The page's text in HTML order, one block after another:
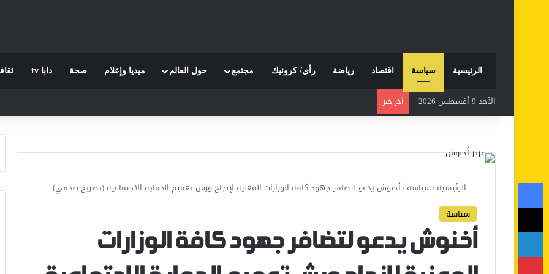
الرئيسية سياسة اقتصاد رياضة رأي/ كرونيك مجتمع حول العالم ميديا وإعلام صحة دابا tv
الأحد 9 أغسطس 2026 أخر خبر
الرئيسية/سياسة/أخنوش يدعو لتضافر جهود كافة الوزارات المعنية لإنجاح ورش تعميم الحماية الاجتماعية (تصريح صحفي)
سياسة
أخنوش يدعو لتضافر جهود كافة الوزارات